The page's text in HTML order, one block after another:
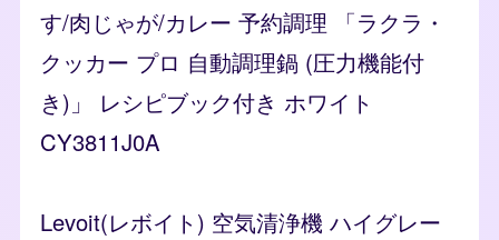
す/肉じゃが/カレー 予約調理 「ラクラ・
クッカー プロ 自動調理鍋 (圧力機能付
き)」 レシピブック付き ホワイト
CY3811J0A
Levoit(レボイト) 空気清浄機 ハイグレー